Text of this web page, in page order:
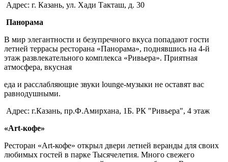
Адрес: г. Казань, ул. Хади Такташ, д. 30
Панорама
В мир элегантности и безупречного вкуса попадают гости
летней террасы ресторана «Панорама», поднявшись на 4-й
этаж развлекательного комплекса «Ривьера». Приятная
атмосфера, вкусная
еда и расслабляющие звуки lounge-музыки не оставят вас
равнодушными.
Адрес: г.Казань, пр.Ф.Амирхана, 1Б. РК "Ривьера", 4 этаж
«Art-кофе»
Ресторан «Art-кофе» открыл двери летней веранды для своих
любимых гостей в парке Тысячелетия. Много свежего